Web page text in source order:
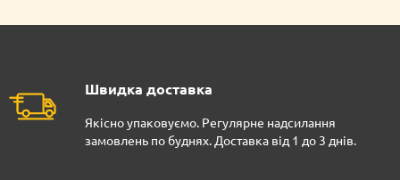
Швидка доставка
Якісно упаковуємо. Регулярне надсилання
замовлень по буднях. Доставка від 1 до 3 днів.